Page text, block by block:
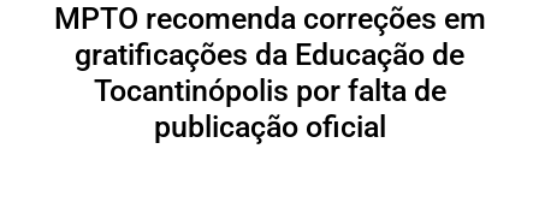
MPTO recomenda correções em
gratificações da Educação de
Tocantinópolis por falta de
publicação oficial